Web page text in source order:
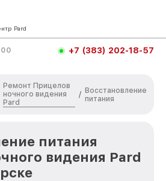
Pard
+7 (383) 202-18-57
Ремонт Прицелов
ночного видения
Pard
/ Восстановление
питания
питания
видения Pard